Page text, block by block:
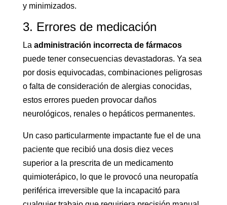
y minimizados.
3. Errores de medicación
La administración incorrecta de fármacos
puede tener consecuencias devastadoras. Ya sea
por dosis equivocadas, combinaciones peligrosas
o falta de consideración de alergias conocidas,
estos errores pueden provocar daños
neurológicos, renales o hepáticos permanentes.
Un caso particularmente impactante fue el de una
paciente que recibió una dosis diez veces
superior a la prescrita de un medicamento
quimioterápico, lo que le provocó una neuropatía
periférica irreversible que la incapacitó para